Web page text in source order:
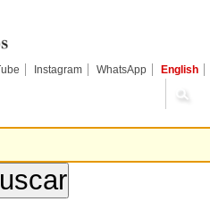
Instagram WhatsApp English